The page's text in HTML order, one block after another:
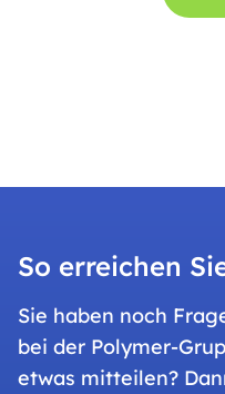
So erreichen
Sie haben noch
bei der Polymer-
etwas mitteilen?